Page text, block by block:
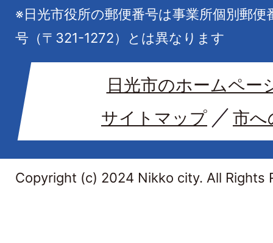
※日光市役所の郵便番号は事業所個別郵
号（〒321-1272）とは異なります
日光市のホームペー
サイトマップ
市へ
Copyright (c) 2024 Nikko city. All Rights